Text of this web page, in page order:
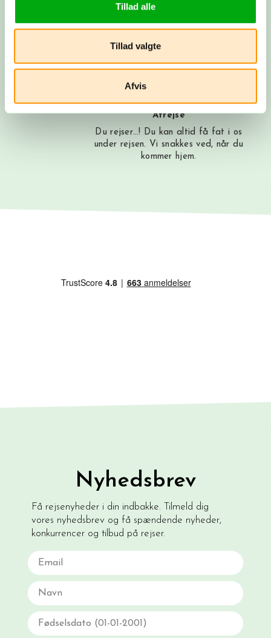
Tillad alle
Tillad valgte
Afvis
Booking
Du betaler depositum, vi booker alt som
aftalt, og du modtager alle dine
rejsepapirer, så du rigtig kan glæde
Afrejse
Du rejser…! Du kan altid få fat i os
under rejsen. Vi snakkes ved, når du
kommer hjem.
Nyhedsbrev
Få rejsenyheder i din indbakke. Tilmeld dig
vores nyhedsbrev og få spændende nyheder,
konkurrencer og tilbud på rejser.
Email
Navn
Fødselsdato